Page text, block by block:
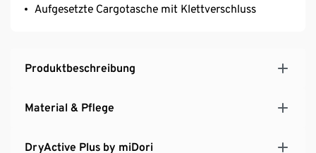
Aufgesetzte Cargotasche mit Klettverschluss
Produktbeschreibung
Material & Pflege
DryActive Plus by miDori